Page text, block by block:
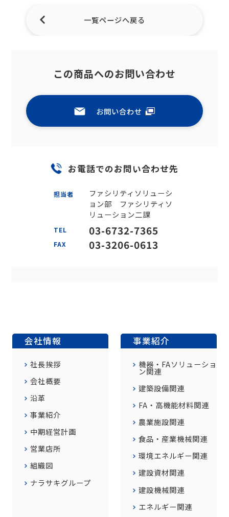
一覧ページへ戻る
この商品へのお問い合わせ
お問い合わせ
お電話でのお問い合わせ先
担当者
ファシリティソリューシ
ョン部 ファシリティソ
リューション二課
TEL 03-6732-7365
FAX 03-3206-0613
会社情報
社長挨拶
会社概要
沿革
事業紹介
中期経営計画
営業店所
組織図
ナラサキグループ
事業紹介
機器・FAソリューショ
ン関連
建築設備関連
FA・高機能材料関連
農業施設関連
食品・産業機械関連
環境エネルギー関連
建設資材関連
建設機械関連
エネルギー関連